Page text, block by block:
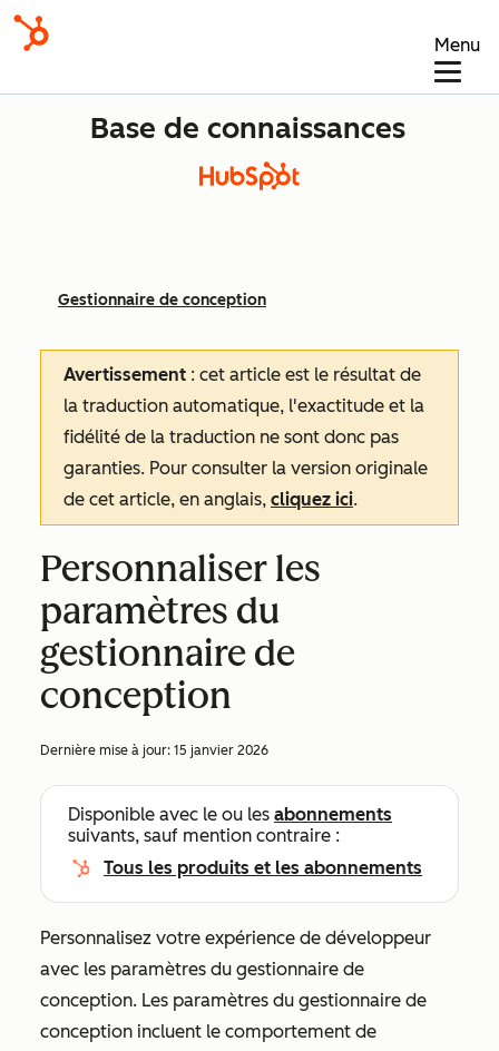
Menu
Base de connaissances
Gestionnaire de conception
Avertissement : cet article est le résultat de
la traduction automatique, l'exactitude et la
fidélité de la traduction ne sont donc pas
garanties. Pour consulter la version originale
de cet article, en anglais, cliquez ici.
Personnaliser les
paramètres du
gestionnaire de
conception
Dernière mise à jour: 15 janvier 2026
Disponible avec le ou les abonnements
suivants, sauf mention contraire :
Tous les produits et les abonnements
Personnalisez votre expérience de développeur
avec les paramètres du gestionnaire de
conception. Les paramètres du gestionnaire de
conception incluent le comportement de